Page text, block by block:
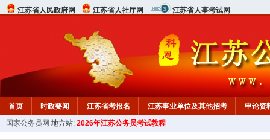
江苏省人民政府网 江苏省人社厅网 江苏省人事考试网
首页 时政要闻 江苏省考报名 江苏事业单位及其他招考
申论资
国家公务员网 地方站: 2026年江苏公务员考试教程